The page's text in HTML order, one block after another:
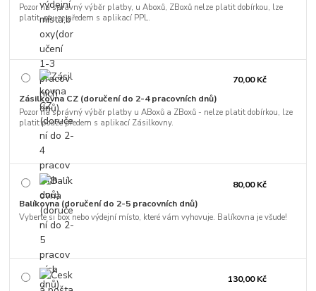
Pozor na správný výběr platby, u Aboxů, ZBoxů nelze platit dobírkou, lze
platit pouze předem s aplikací PPL.
Zásilkovna CZ (doručení do 2-4 pracovních dnů)
Pozor na správný výběr platby u ABoxů a ZBoxů - nelze platit dobírkou, lze
platit pouze předem s aplikací Zásilkovny.
70,00 Kč
Balíkovna (doručení do 2-5 pracovních dnů)
Vyberte si box nebo výdejní místo, které vám vyhovuje. Balíkovna je všude!
80,00 Kč
130,00 Kč